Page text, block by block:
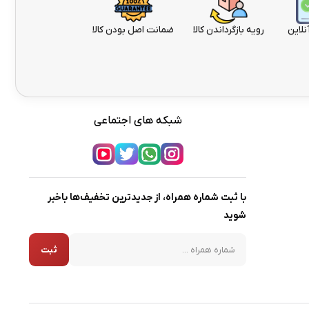
رویه بازگرداندن کالا ضمانت اصل بودن کالا
شبکه های اجتماعی
با ثبت شماره همراه، از جدیدترین تخفیف‌ها باخبر
شوید
ثبت